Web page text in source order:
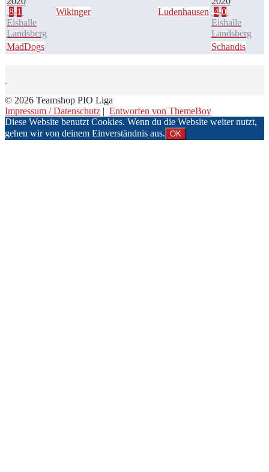
8-1
Eishalle
Landsberg
4-0
Eishalle
Landsberg
Wikinger Ludenhausen
MadDogs Schandis
© 2026 Teamshop PIO Liga
Impressum / Datenschutz | Entworfen von ThemeBoy
Diese Website benutzt Cookies. Wenn du die Website weiter nutzt,
gehen wir von deinem Einverständnis aus. OK